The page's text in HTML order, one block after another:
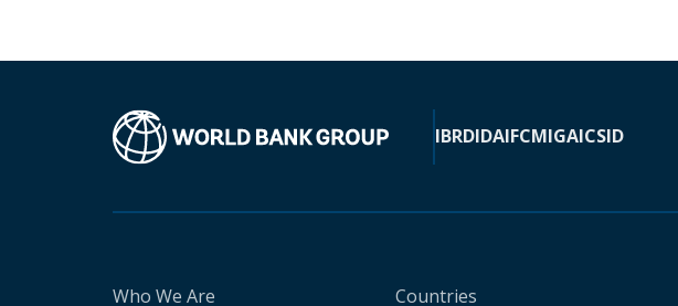
IBRDIDAIFCMIGAICSID
Who We Are Countries